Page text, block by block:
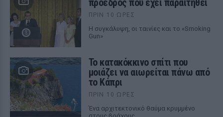
πρόεδρος που έχει παραιτηθεί
ΠΡΙΝ 10 ΏΡΕΣ
Η συγκάλυψη, οι ταινίες και το «Smoking
Gun»
Το κατακόκκινο σπίτι που
μοιάζει να αιωρείται πάνω από
το Κάπρι
ΠΡΙΝ 10 ΏΡΕΣ
Ένα αρχιτεκτονικό θαύμα κρυμμένο